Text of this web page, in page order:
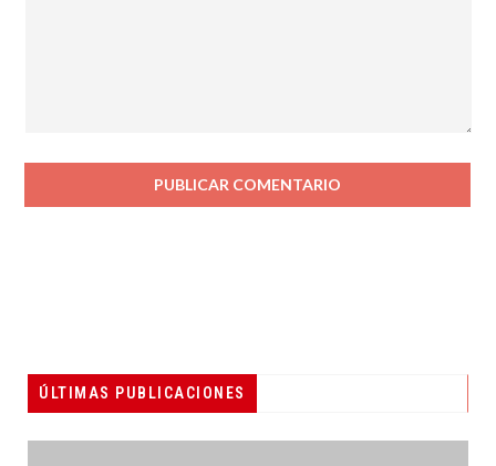
ÚLTIMAS PUBLICACIONES